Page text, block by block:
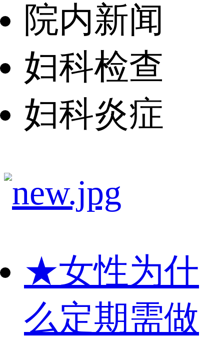
院内新闻
妇科检查
妇科炎症
★女性为什
么定期需做